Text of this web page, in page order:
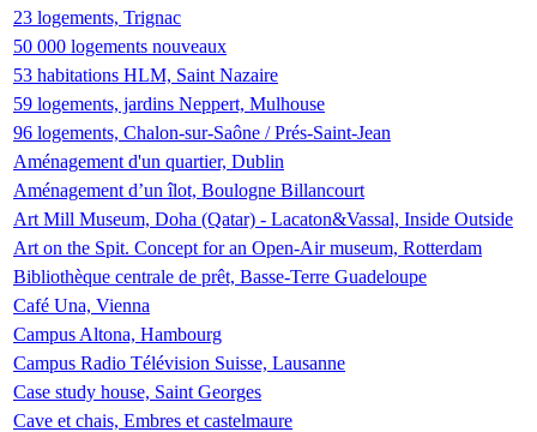
23 logements, Trignac
50 000 logements nouveaux
53 habitations HLM, Saint Nazaire
59 logements, jardins Neppert, Mulhouse
96 logements, Chalon-sur-Saône / Prés-Saint-Jean
Aménagement d'un quartier, Dublin
Aménagement d’un îlot, Boulogne Billancourt
Art Mill Museum, Doha (Qatar) - Lacaton&Vassal, Inside Outside
Art on the Spit. Concept for an Open-Air museum, Rotterdam
Bibliothèque centrale de prêt, Basse-Terre Guadeloupe
Café Una, Vienna
Campus Altona, Hambourg
Campus Radio Télévision Suisse, Lausanne
Case study house, Saint Georges
Cave et chais, Embres et castelmaure